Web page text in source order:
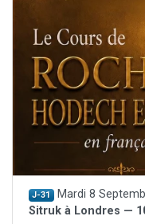
J-31 Mardi 8
Sitruk à Londres —